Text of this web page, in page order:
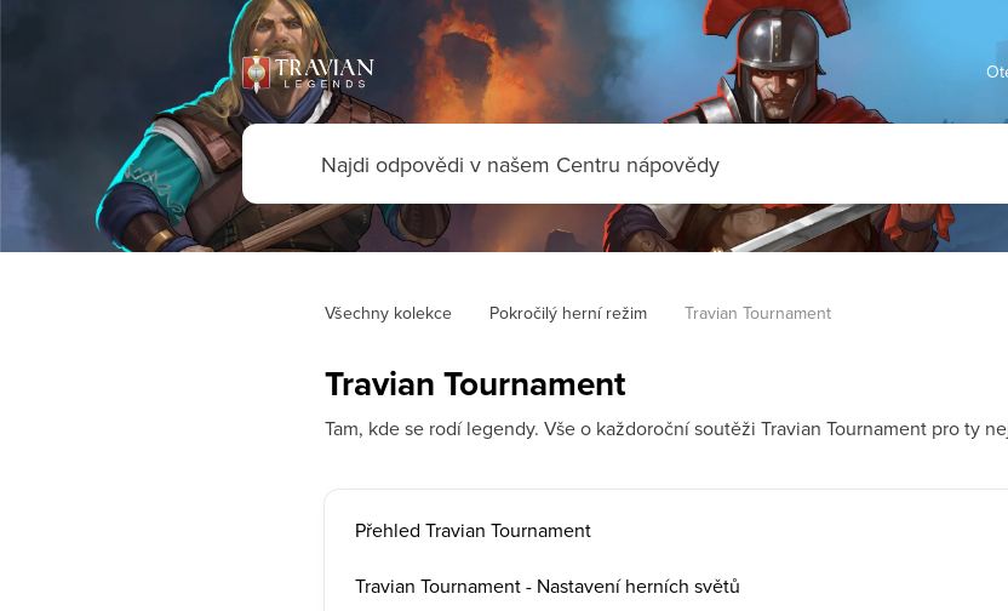
Všechny kolekce Pokročilý herní režim Travian Tournament
Travian Tournament
Tam, kde se rodí legendy. Vše o každoroční soutěži Travian Tournament pro ty
Přehled Travian Tournament
Travian Tournament - Nastavení herních světů